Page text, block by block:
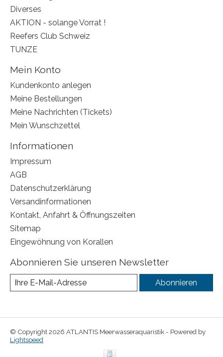
Diverses
AKTION - solange Vorrat !
Reefers Club Schweiz
TUNZE
Mein Konto
Kundenkonto anlegen
Meine Bestellungen
Meine Nachrichten (Tickets)
Mein Wunschzettel
Informationen
Impressum
AGB
Datenschutzerklärung
Versandinformationen
Kontakt, Anfahrt & Öffnungszeiten
Sitemap
Eingewöhnung von Korallen
Abonnieren Sie unseren Newsletter
Abonnieren
© Copyright 2026 ATLANTIS Meerwasseraquaristik - Powered by
Lightspeed